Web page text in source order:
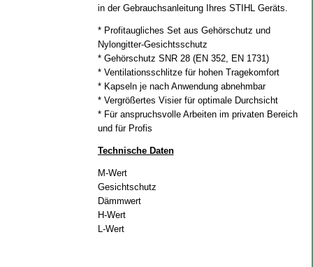
in der Gebrauchsanleitung Ihres STIHL Geräts.
* Profitaugliches Set aus Gehörschutz und
Nylongitter-Gesichtsschutz
* Gehörschutz SNR 28 (EN 352, EN 1731)
* Ventilationsschlitze für hohen Tragekomfort
* Kapseln je nach Anwendung abnehmbar
* Vergrößertes Visier für optimale Durchsicht
* Für anspruchsvolle Arbeiten im privaten Bereich
und für Profis
Technische Daten
M-Wert
Gesichtschutz
Dämmwert
H-Wert
L-Wert